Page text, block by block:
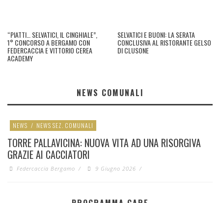
“PIATTI… SELVATICI, IL CINGHIALE”,
1° CONCORSO A BERGAMO CON
FEDERCACCIA E VITTORIO CEREA
ACADEMY
SELVATICI E BUONI: LA SERATA
CONCLUSIVA AL RISTORANTE GELSO
DI CLUSONE
NEWS COMUNALI
NEWS / NEWS SEZ. COMUNALI
TORRE PALLAVICINA: NUOVA VITA AD UNA RISORGIVA
GRAZIE AI CACCIATORI
Federcaccia Bergamo / 9 Giugno 2026 /